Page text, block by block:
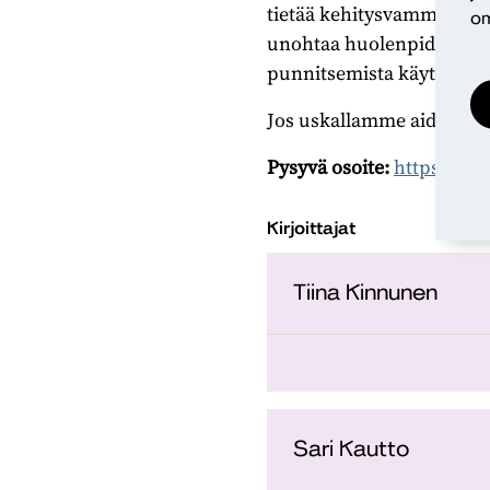
tietää
unohtaa huolenpidon ja
punnitsemista
Jos uskallamme aidosti
Pysyvä osoite:https://
Kirjoittajat
Tiina Kinnunen
Sari Kautto